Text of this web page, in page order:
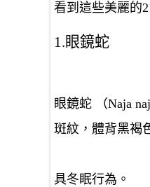
看到這些美麗的
1.眼鏡蛇
眼鏡蛇 （Naja
斑紋，體背黑褐
具冬眠行為。